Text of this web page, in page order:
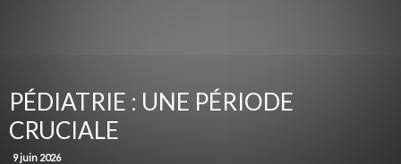
PÉDIATRIE : UNE PÉRIODE
CRUCIALE
9 juin 2026